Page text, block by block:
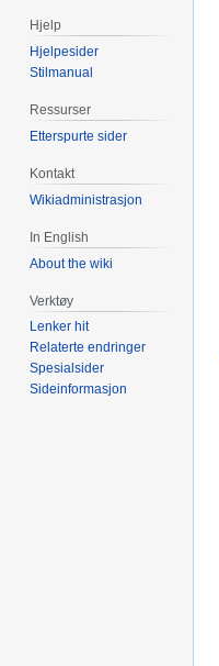
Hjelp
Hjelpesider
Stilmanual
Ressurser
Etterspurte sider
Kontakt
Wikiadministrasjon
In English
About the wiki
Verktøy
Lenker hit
Relaterte endringer
Spesialsider
Sideinformasjon